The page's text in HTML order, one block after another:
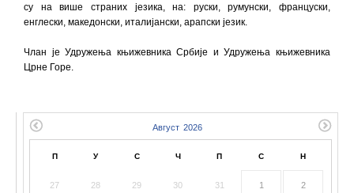
су на више страних језика, на: руски, румунски, француски,
енглески, македонски, италијански, арапски језик.
Члан је Удружења књижевника Србије и Удружења књижевника
Црне Горе.
П У С Ч П С Н
27 28 29 30 31 1 2